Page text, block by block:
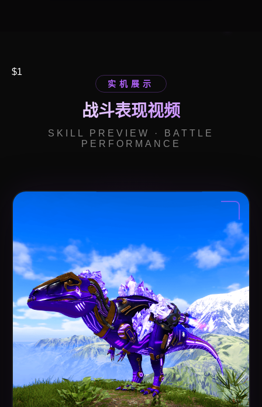
$1
实机展示
战斗表现视频
SKILL PREVIEW · BATTLE
PERFORMANCE